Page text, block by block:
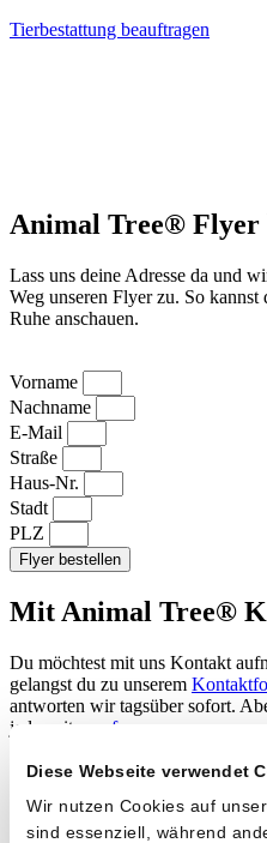
Diese Webseite verwendet
Wir nutzen Cookies auf
sind essenziell, während
Tierbestattung beauftragen
Animal Tree® Flyer
Lass uns deine Adresse da und
Weg unseren Flyer zu. So
Ruhe anschauen.
Vorname
Nachname
E-Mail
Straße
Haus-Nr.
Stadt
PLZ
Flyer bestellen
Mit Animal Tree®
Du möchtest mit uns Kontakt
gelangst du zu unserem
antworten wir tagsüber sofort.
jederzeit
anrufen
Navigation